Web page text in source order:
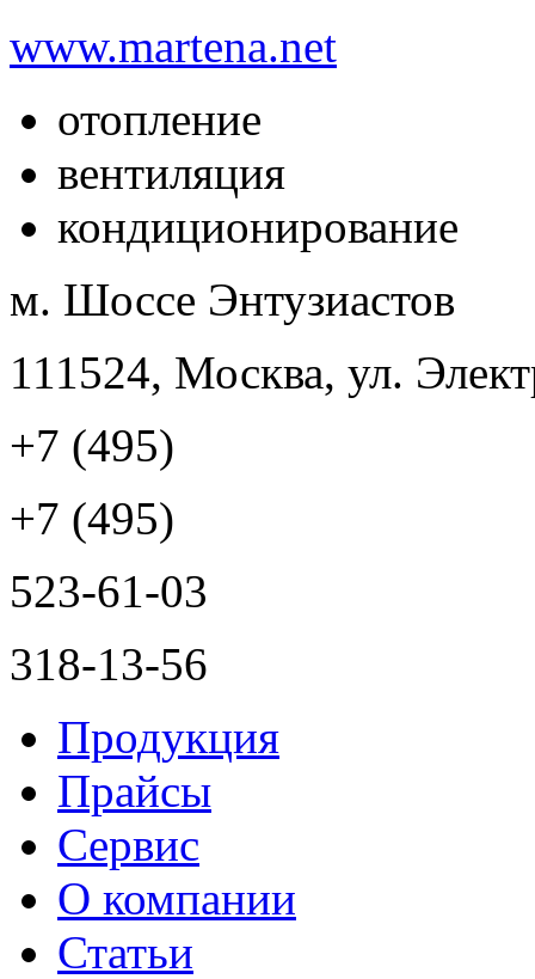
www.martena.net
отопление
вентиляция
кондиционирование
м. Шоссе Энтузиастов
111524, Москва, ул.
+7 (495)
+7 (495)
523-61-03
318-13-56
Продукция
Прайсы
Сервис
О компании
Статьи